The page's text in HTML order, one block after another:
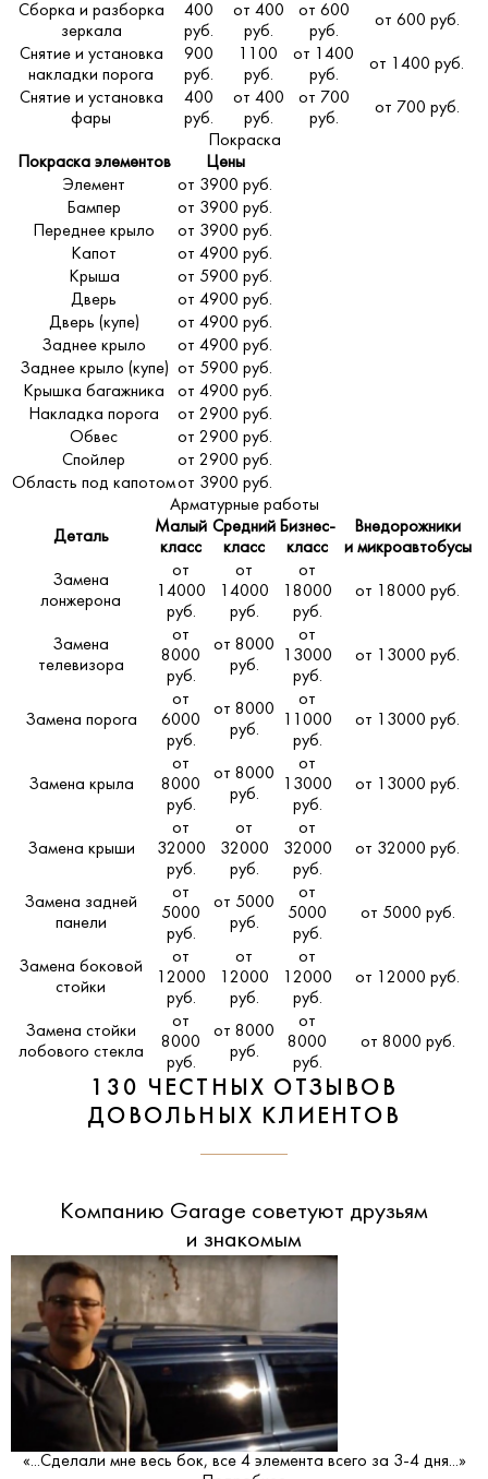
Сборка и разборка
зеркала
400
руб.
от 400
руб.
от 600
руб.
от 600 руб.
Снятие и установка
накладки порога
900
руб.
1100
руб.
от 1400
руб.
от 1400 руб.
Снятие и установка
фары
400
руб.
от 400
руб.
от 700
руб.
от 700 руб.
Покраска
Покраска элементов
Цены
Элемент
от 3900 руб.
Бампер
от 3900 руб.
Переднее крыло
от 3900 руб.
Капот
от 4900 руб.
Крыша
от 5900 руб.
Дверь
от 4900 руб.
Дверь (купе)
от 4900 руб.
Заднее крыло
от 4900 руб.
Заднее крыло (купе) от 5900 руб.
Крышка багажника
от 4900 руб.
Накладка порога
от 2900 руб.
Обвес
от 2900 руб.
Спойлер
от 2900 руб.
Область под капотомот 3900 руб.
Арматурные работы
Деталь
Малый
класс
Средний
класс
Бизнес-
класс
Внедорожники
и микроавтобусы
Замена
лонжерона
от
14000
руб.
от
14000
руб.
от
18000
руб.
от 18000 руб.
Замена
телевизора
от
8000
руб.
от 8000
руб.
от
13000
руб.
от 13000 руб.
Замена порога
от
6000
руб.
от 8000
руб.
от
11000
руб.
от 13000 руб.
Замена крыла
от
8000
руб.
от 8000
руб.
от
13000
руб.
от 13000 руб.
Замена крыши
от
32000
руб.
от
32000
руб.
от
32000
руб.
от 32000 руб.
Замена задней
панели
от
5000
руб.
от 5000
руб.
от
5000
руб.
от 5000 руб.
Замена боковой
стойки
от
12000
руб.
от
12000
руб.
от
12000
руб.
от 12000 руб.
Замена стойки
лобового стекла
от
8000
руб.
от 8000
руб.
от
8000
руб.
от 8000 руб.
130 ЧЕСТНЫХ ОТЗЫВОВ
ДОВОЛЬНЫХ КЛИЕНТОВ
Компанию Garage советуют друзьям
и знакомым
«...Сделали мне весь бок, все 4 элемента всего за 3-4 дня...»